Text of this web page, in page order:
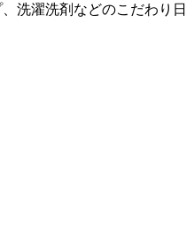
洗濯洗剤などのこだわり日